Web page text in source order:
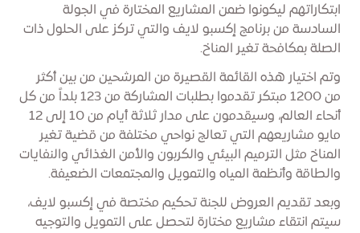
ابتكاراتهم ليكونوا ضمن المشاريع المختارة في الجولة
السادسة من برنامج إكسبو لايف والتي تركز على الحلول ذات
الصلة بمكافحة تغير المناخ.
وتم اختيار هذه القائمة القصيرة من المرشحين من بين أكثر
من 1200 مبتكر تقدموا بطلبات المشاركة من 123 بلداً من كل
أنحاء العالم، وسيقدمون على مدار ثلاثة أيام من 10 إلى 12
مايو مشاريعهم التي تعالج نواحي مختلفة من قضية تغير
المناخ مثل الترميم البيئي والكربون والأمن الغذائي والنفايات
والطاقة وأنظمة المياه والتمويل والمجتمعات الضعيفة.
وبعد تقديم العروض للجنة تحكيم مختصة في إكسبو لايف،
سيتم انتقاء مشاريع مختارة لتحصل على التمويل والتوجيه